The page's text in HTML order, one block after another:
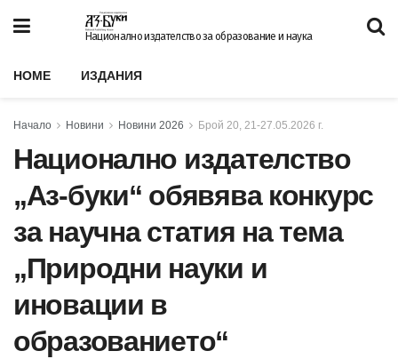
Национално издателство за образование и наука
HOME ИЗДАНИЯ
Начало Новини Новини 2026 Брой 20, 21-27.05.2026 г.
Национално издателство
„Аз-буки“ обявява конкурс
за научна статия на тема
„Природни науки и
иновации в
образованието“